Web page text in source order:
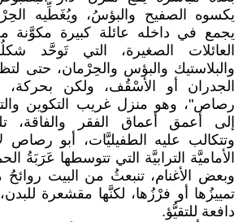
يكسوه الصفيح والبؤسُ، ويُغَطِّيه
يجمع في داخله عائلة كبيرة
العائلات الصغيرة، التي تَوحَّد
والبلاستيك والبؤس والحِرْمان، حتى
الجدران أو الأسْقُف، ولكن بحركة،
رصاص"، وهو منزل غريب التكوين
إلى أعمق أعماق الفقر والفاقة،
وتتكالب عليه الطفيليَّات، أبو رصاص
الأماميَّة الترابيَّة التي تتوسطها عَرَبَةُ
وبعض الأغنام، تنبعثُ من البيت
تمييزُها أو فرْزُها، لكنَّها مقشعرة
دافعة للتقيُّؤ.